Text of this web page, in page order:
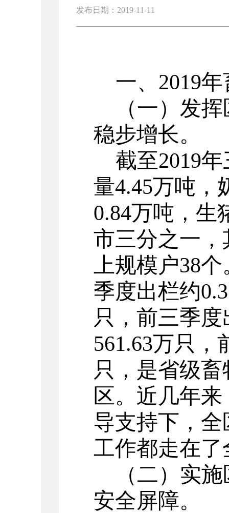
发布日期：2019-11-11
一、2019
（一）发
稳步增长。
截至2019
量4.45万吨，
0.84万吨，生
市三分之一，
上规模户38
季度出栏约
只，前三季
561.63万只，
只，是省级
区。近几年
导支持下，
工作都走在
（二）实
安全屏障。